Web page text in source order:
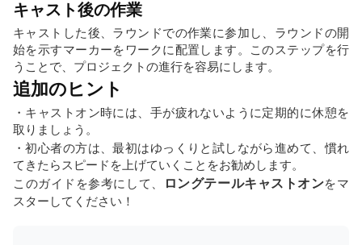
キャスト後の作業
キャストした後、ラウンドでの作業に参加し、ラウンドの開
始を示すマーカーをワークに配置します。このステップを行
うことで、プロジェクトの進行を容易にします。
追加のヒント
・キャストオン時には、手が疲れないように定期的に休憩を
取りましょう。
・初心者の方は、最初はゆっくりと試しながら進めて、慣れ
てきたらスピードを上げていくことをお勧めします。
このガイドを参考にして、
ロングテールキャストオンをマ
スターしてください！